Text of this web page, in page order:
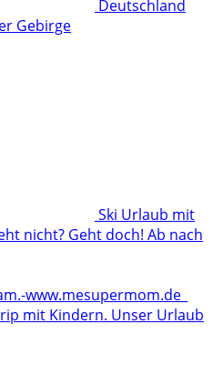
Deutschland
Gebirge
Ski Urlaub mit
nicht? Geht doch! Ab nach
mit Kindern. Unser Urlaub